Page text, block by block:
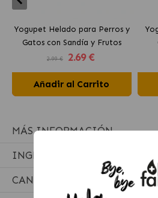
Yogupet Helado para Perros y
Gatos con Sandía y Frutos
Rojos
2.99 € 2.69 €
Añadir al Carrito
MÁS INFORMACIÓN
INGREDIENTES
CANTIDADES